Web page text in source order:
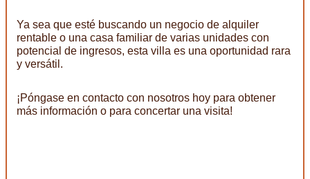
Ya sea que esté buscando un negocio de alquiler
rentable o una casa familiar de varias unidades con
potencial de ingresos, esta villa es una oportunidad rara
y versátil.
¡Póngase en contacto con nosotros hoy para obtener
más información o para concertar una visita!